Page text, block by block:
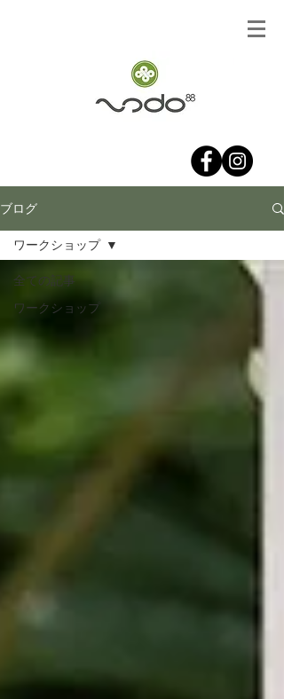
ブログ
全ての記事
ワークショップ
ワークショップ